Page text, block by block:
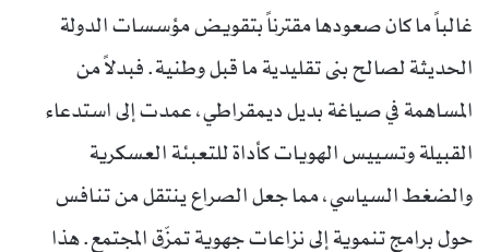
غالباً ما كان صعودها مقترناً بتقويض مؤسسات الدولة
الحديثة لصالح بنى تقليدية ما قبل وطنية. فبدلاً من
المساهمة في صياغة بديل ديمقراطي، عمدت إلى استدعاء
القبيلة وتسييس الهويات كأداة للتعبئة العسكرية
والضغط السياسي، مما جعل الصراع ينتقل من تنافس
حول برامج تنموية إلى نزاعات جهوية تمزّق المجتمع. هذا